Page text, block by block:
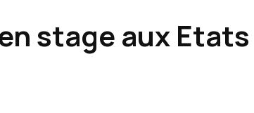
stage aux Etats